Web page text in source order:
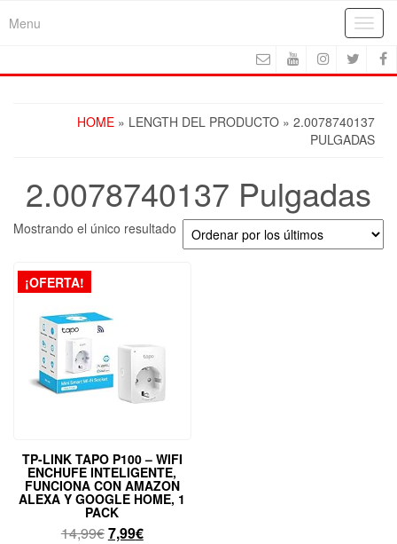
Menu
HOME » LENGTH DEL PRODUCTO » 2.0078740137
PULGADAS
2.0078740137 Pulgadas
Mostrando el único resultado
¡OFERTA!
TP-LINK TAPO P100 – WIFI
ENCHUFE INTELIGENTE,
FUNCIONA CON AMAZON
ALEXA Y GOOGLE HOME, 1
PACK
14,99€El
7,99€El